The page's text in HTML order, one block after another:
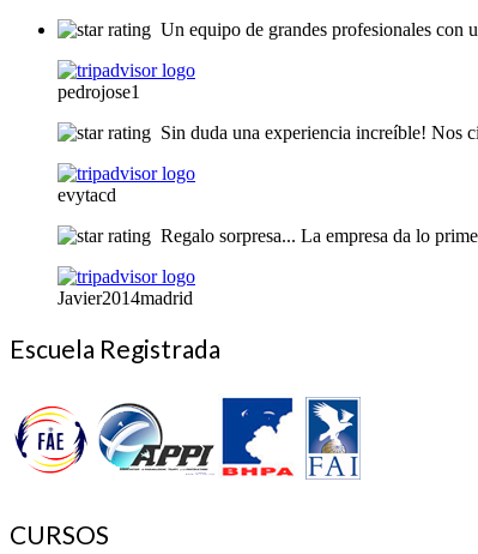
Un equipo de grandes profesionales con
pedrojose1
Sin duda una experiencia increíble! Nos
evytacd
Regalo sorpresa... La empresa da lo
Javier2014madrid
Escuela Registrada
CURSOS